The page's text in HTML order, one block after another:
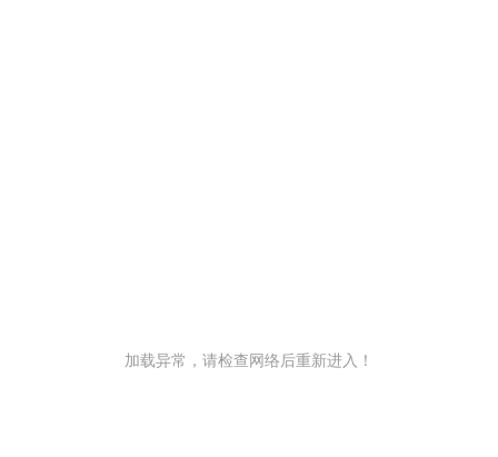
加载异常，请检查网络后重新进入！